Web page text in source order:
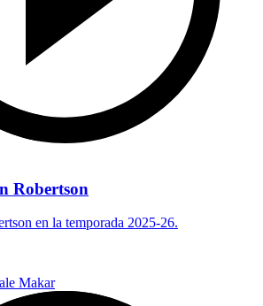
Robertson
en la temporada 2025-26.